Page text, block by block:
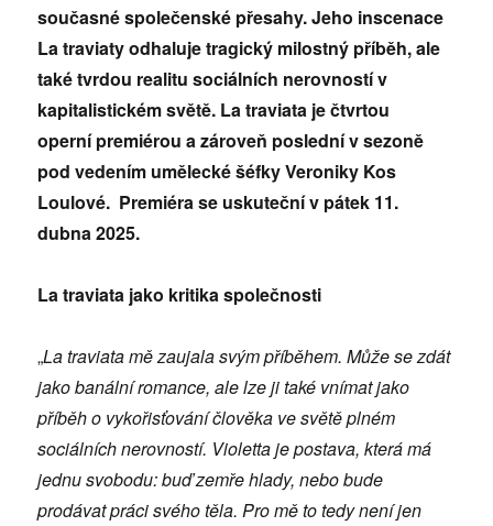
současnéspolečenské přesahy. Jeho inscenace
La traviaty odhaluje tragický milostný příběh, ale
takétvrdou realitu sociálních nerovností v
kapitalistickém světě. La traviata je čtvrtou
opernípremiérou a zároveň poslední v sezoně
pod vedením umělecké šéfky Veroniky Kos
Loulové. Premiéra se uskuteční v pátek 11.
dubna 2025.
La traviata jako kritika společnosti
„La traviata mě zaujala svým příběhem. Může se zdát
jako banální romance, ale lze ji také vnímat jako
příběh o vykořisťování člověka ve světě plném
sociálních nerovností. Violetta je postava, která má
jednu svobodu: buď zemře hlady, nebo bude
prodávat práci svého těla. Pro mě to tedy není jen